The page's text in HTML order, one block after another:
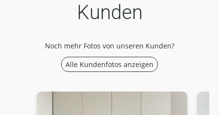
Kunden
Noch mehr Fotos von unseren Kunden?
Alle Kundenfotos anzeigen